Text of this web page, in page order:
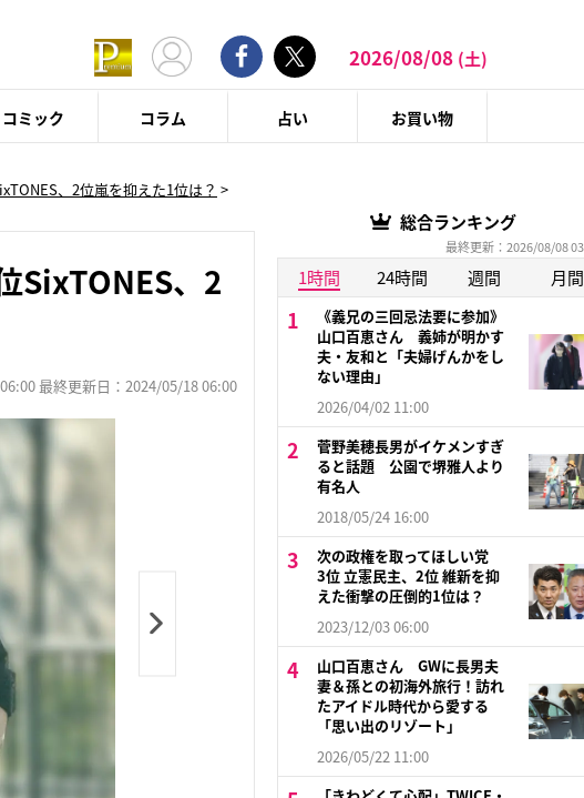
2026/08/08 (土)
コミック コラム 占い お買い物
、2位嵐を抑えた1位は？ >
SixTONES、2
最終更新日：2024/05/18 06:00
総合ランキング
最終更新：2026/08/08
1時間 24時間 週間 月間
《義兄の三回忌法要に参加》
山口百恵さん 義姉が明かす
夫・友和と「夫婦げんかをし
ない理由」
2026/04/02 11:00
菅野美穂長男がイケメンすぎ
ると話題 公園で堺雅人より
有名人
2018/05/24 16:00
次の政権を取ってほしい党
3位 立憲民主、2位 維新を抑
えた衝撃の圧倒的1位は？
2023/12/03 06:00
山口百恵さん GWに長男夫
妻＆孫との初海外旅行！訪れ
たアイドル時代から愛する
「思い出のリゾート」
2026/05/22 11:00